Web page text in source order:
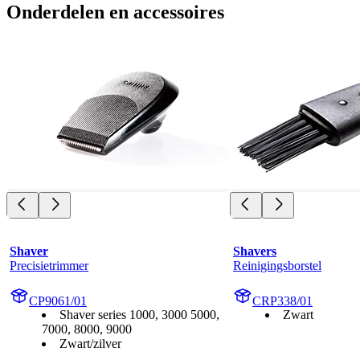
Onderdelen en accessoires
Shaver
Precisietrimmer
CP9061/01
Shaver series 1000, 3000 5000,
7000, 8000, 9000
Zwart/zilver
Shavers
Reinigingsborstel
CRP338/01
Zwart